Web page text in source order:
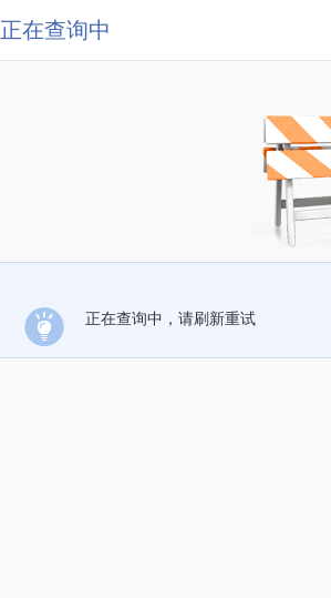
正在查询中
正在查询中，请刷新重试